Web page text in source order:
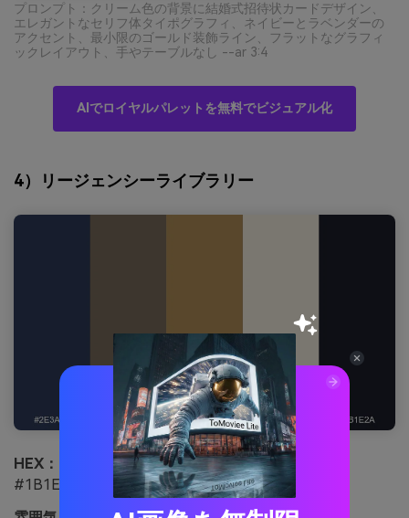
プロンプト：クリーム色の背景に結婚式招待状カードデザイン、
エレガントなセリフ体タイポグラフィ、ネイビーとラベンダーの
アクセント、最小限のゴールド装飾ライン、フラットなグラフィ
ックレイアウト、手やテーブルなし --ar 3:4
AIでロイヤルパレットを無料でビジュアル化
4）リージェンシーライブラリー
HEX：
#2E3A59 #7B6D5E #B08D57 #F3EBDD
#1B1E2A